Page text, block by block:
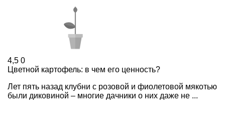
4,5 0
Цветной картофель: в чем его ценность?
Лет пять назад клубни с розовой и фиолетовой мякотью
были диковиной – многие дачники о них даже не ...